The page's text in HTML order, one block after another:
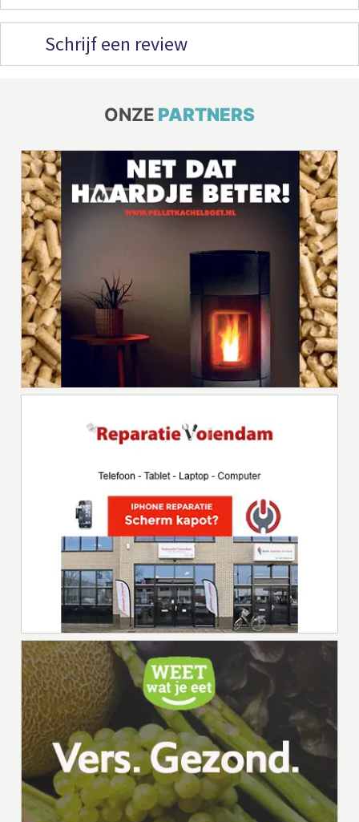
Schrijf een review
ONZE PARTNERS